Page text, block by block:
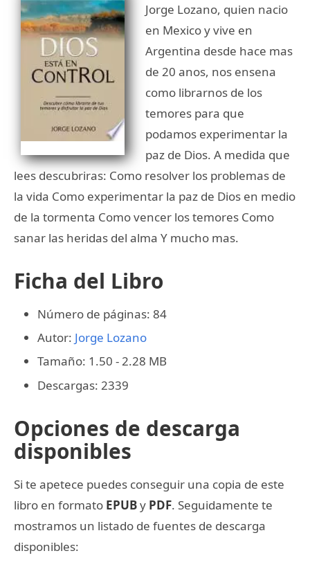
Jorge Lozano, quien nacio
en Mexico y vive en
Argentina desde hace mas
de 20 anos, nos ensena
como librarnos de los
temores para que
podamos experimentar la
paz de Dios. A medida que
lees descubriras: Como resolver los problemas de
la vida Como experimentar la paz de Dios en medio
de la tormenta Como vencer los temores Como
sanar las heridas del alma Y mucho mas.
Ficha del Libro
Número de páginas: 84
Autor: Jorge Lozano
Tamaño: 1.50 - 2.28 MB
Descargas: 2339
Opciones de descarga
disponibles
Si te apetece puedes conseguir una copia de este
libro en formato EPUBy PDF. Seguidamente te
mostramos un listado de fuentes de descarga
disponibles: